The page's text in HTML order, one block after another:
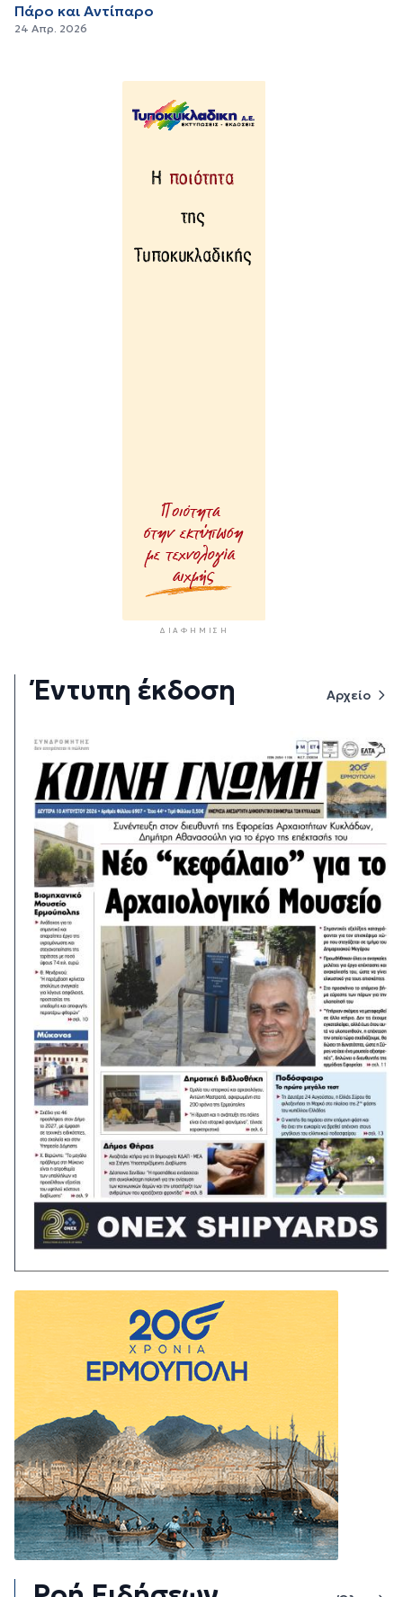
Πάρο και Αντίπαρο
24 Απρ. 2026
ΔΙΑΦΉΜΙΣΗ
Έντυπη έκδοση Αρχείο